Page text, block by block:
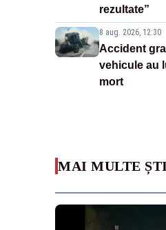
rezultate”
8 aug. 2026, 12:30
Accident
vehicule au
mort
MAI MULTE